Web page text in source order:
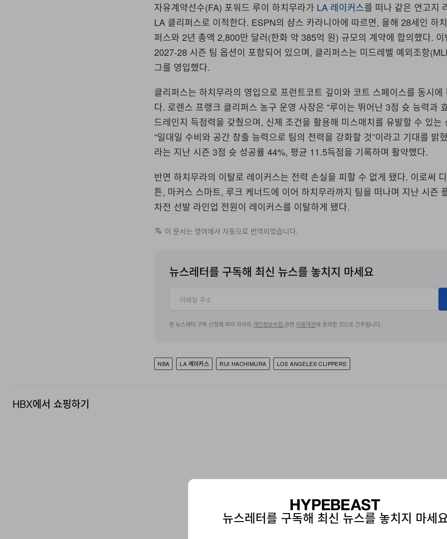
자유계약선수(FA) 포워드 루이 하치무라가 LA 레이커스를 떠나 같은 연고지
LA 클리퍼스로 이적한다. ESPN의 샴스 카라니아에 따르면, 올해 28세인 하
퍼스와 2년 총액 2,800만 달러(한화 약 385억 원) 규모의 계약에 합의했다.
2027-28 시즌 팀 옵션이 포함되어 있으며, 클리퍼스는 미드레벨 예외조항
그를 영입했다.
클리퍼스는 하치무라의 영입으로 프런트코트 깊이와 코트 스페이스를 동시에
다. 로렌스 프랭크 클리퍼스 농구 운영 사장은 “루이는 뛰어난 3점 슛 능력과
드레인지 득점력을 갖췄으며, 신체 조건을 활용해 미스매치를 유발할 수 있는
“일대일 수비와 공간 창출 능력으로 팀의 전력을 강화할 것”이라고 기대를 밝
라는 지난 시즌 3점 슛 성공률 44%, 평균 11.5득점을 기록하며 활약했다.
반면 하치무라의 이탈로 레이커스는 전력 손실을 피할 수 없게 됐다. 이로써
튼, 마커스 스마트, 루크 케너드에 이어 하치무라까지 팀을 떠나며 지난 시즌
차전 선발 라인업 전원이 레이커스를 이탈하게 됐다.
이 문서는 영어에서 자동으로 번역되었습니다.
뉴스레터를 구독해 최신 뉴스를 놓치지 마세요
본 뉴스레터 구독 신청에 따라 자사의 개인정보수집관련 이용약관에 동의한 것으로 간주됩니다.
NBA LA 레이커스 RUI HACHIMURA LOS ANGELES CLIPPERS
HBX에서 쇼핑하기
뉴스레터를 구독해 최신 뉴스를 놓치지 마세